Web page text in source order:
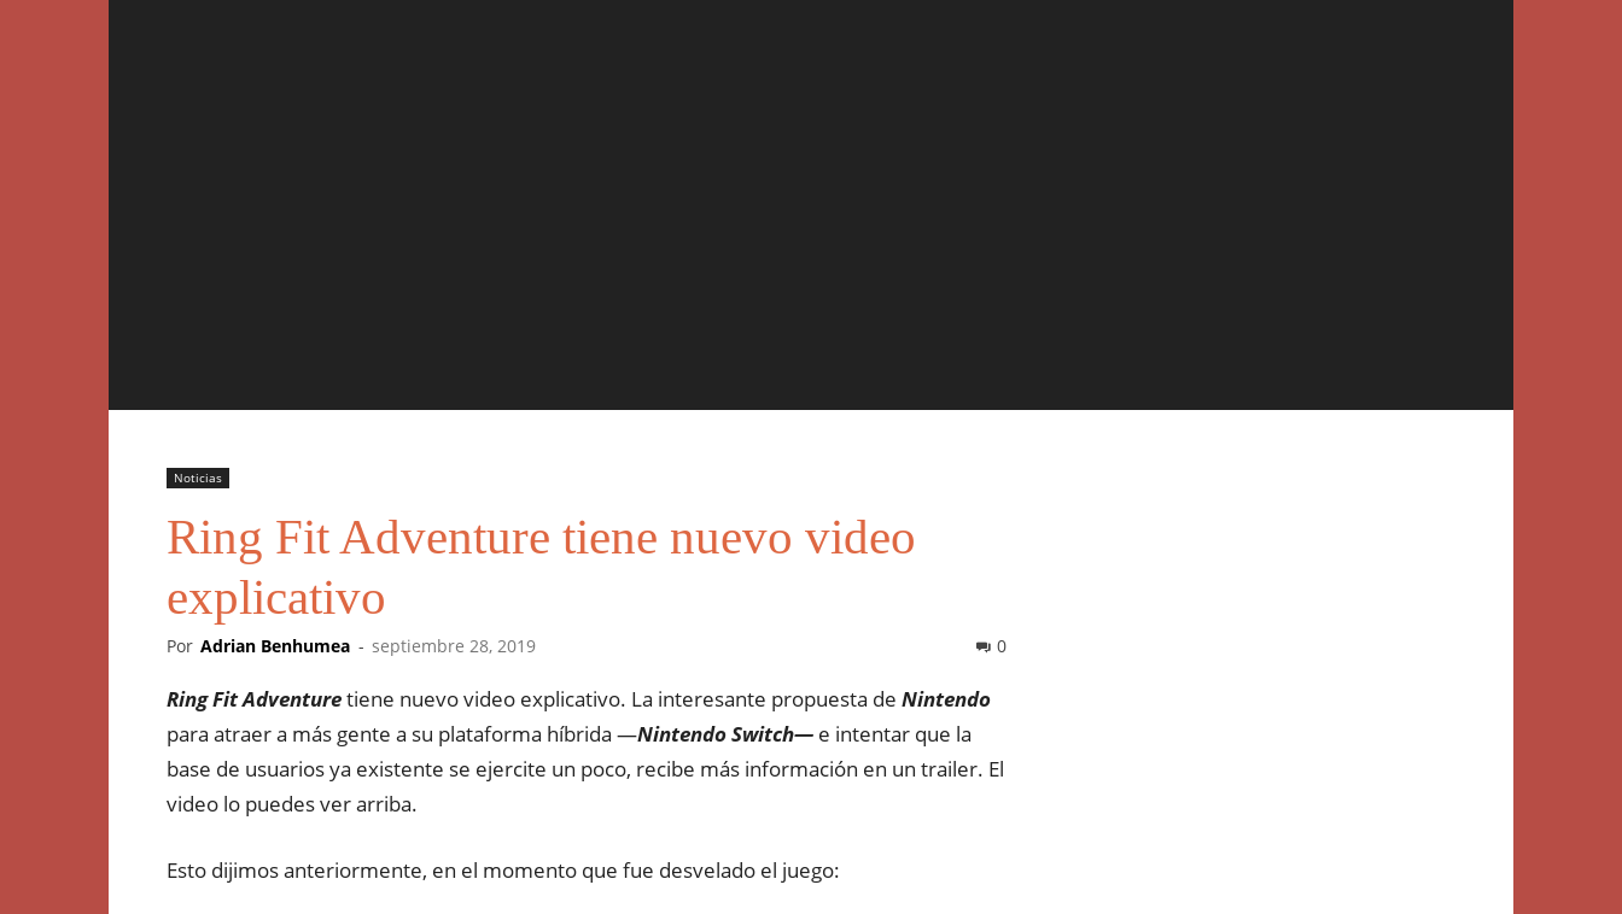
Noticias
Ring Fit Adventure tiene nuevo video
explicativo
Por Adrian Benhumea - septiembre 28, 2019 0
Ring Fit Adventuretiene nuevo video explicativo. La interesante propuesta de Nintendo
para atraer a más gente a su plataforma híbrida —Nintendo Switch— e intentar que la
base de usuarios ya existente se ejercite un poco, recibe más información en un trailer. El
video lo puedes ver arriba.
Esto dijimos anteriormente, en el momento que fue desvelado el juego: